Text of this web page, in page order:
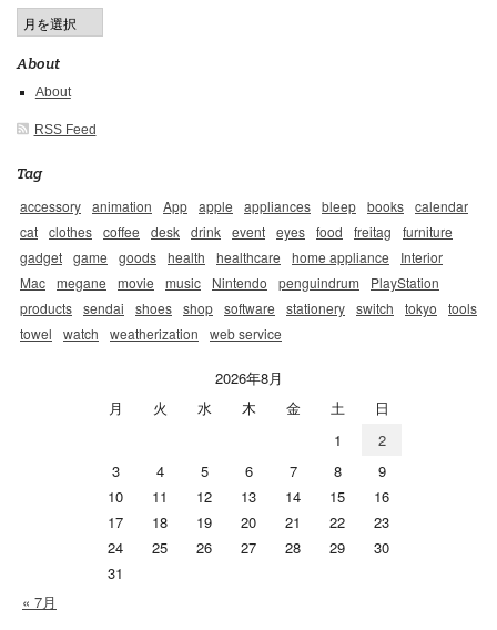
About
About
RSS Feed
Tag
accessory animation App apple appliances bleep books calendar
cat clothes coffee desk drink event eyes food freitag
furniture
gadget game goods health healthcare home appliance
Interior
Mac megane movie music Nintendo penguindrum
PlayStation
products sendai shoes shop software stationery switch tokyo
tools
towel
watch weatherization web service
2026年8月
月
火 水 木 金 土
日
1
2
3
4 5 6 7 8
9
10
11 12 13 14 15
16
17
18 19 20 21 22
23
24
25 26 27 28 29
30
31
« 7月